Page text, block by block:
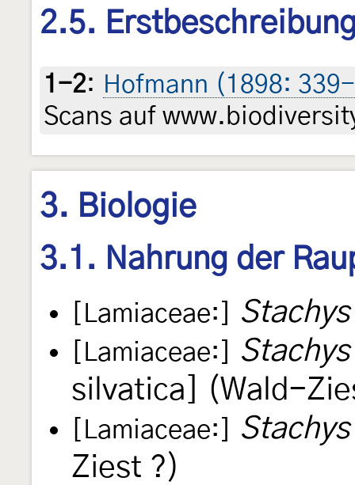
2.5.
1-2: Hofmann (1898:
Scans auf
3. Biologie
3.1. Nahrung der
[Lamiaceae:]
[Lamiaceae:]
silvatica] (Wald-
[Lamiaceae:]
Ziest ?)